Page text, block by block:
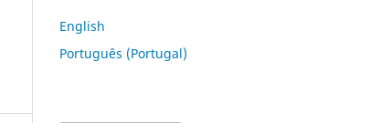
English
Português (Portugal)